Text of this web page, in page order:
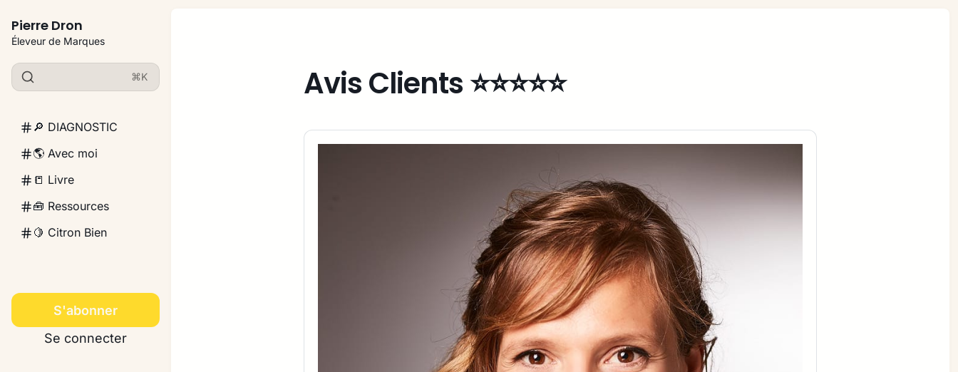
Pierre Dron
Éleveur de Marques
⌘K
🔎 DIAGNOSTIC
🌎 Avec moi
📒 Livre
🧰 Ressources
🍋 Citron Bien
S'abonner
Se connecter
Avis Clients ⭐️⭐️⭐️⭐️⭐️